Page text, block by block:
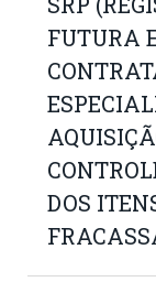
FUTURA
DOS